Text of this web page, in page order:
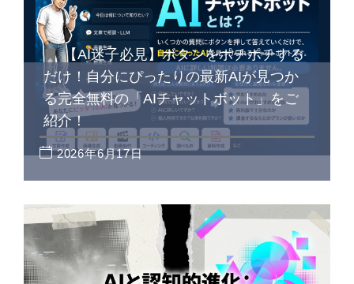
【AI迷子必見】ボタンをポチポチする
だけ！自分にぴったりの最新AIが見つか
る完全無料の「AIチャットボット」をご
紹介！
2026年6月17日